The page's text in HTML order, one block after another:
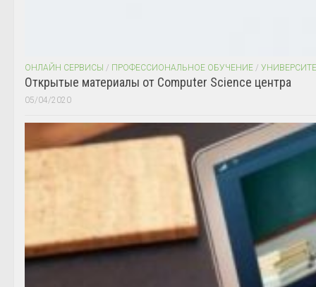
ОНЛАЙН СЕРВИСЫ / ПРОФЕССИОНАЛЬНОЕ ОБУЧЕНИЕ /
Открытые материалы от Computer Science центра
05/04/2020